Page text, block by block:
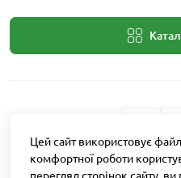
Розробник:
Цей сайт використовує
комфортної роботи